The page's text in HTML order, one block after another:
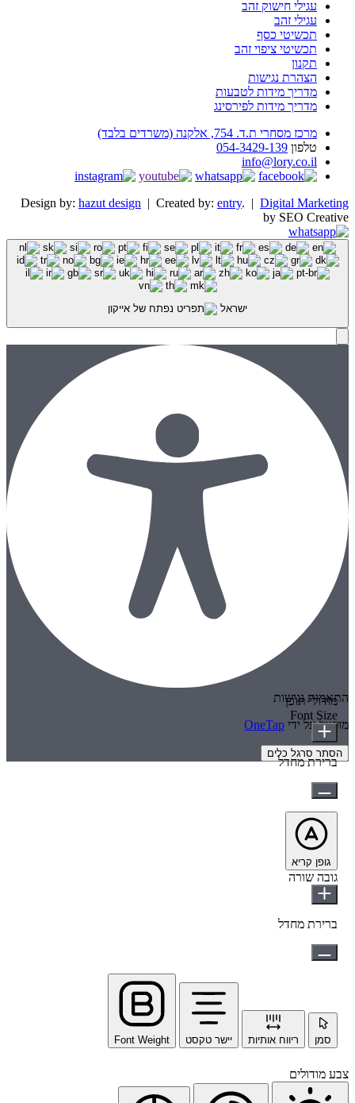
עגילי חישוק זהב
עגילי זהב
תכשיטי כסף
תכשיטי ציפוי זהב
תקנון
הצהרת נגישות
מדריך מידות לטבעות
מדריך מידות לפירסינג
מרכז מסחרי ת.ד. 754, אלקנה (משרדים בלבד)
טלפון 054-3429-139
info@lory.co.il
Design by: hazut design | Created by: entry. | Digital Marketing
by SEO Creative
ישראל
התאמות נגישות
מופעל על ידי OneTap
הסתר סרגל כלים
מודולי תוכן
Font Size
ברירת מחדל
גופן קריא
גובה שורה
ברירת מחדל
סמן ריווח אותיות יישר טקסט Font Weight
צבע מודולים